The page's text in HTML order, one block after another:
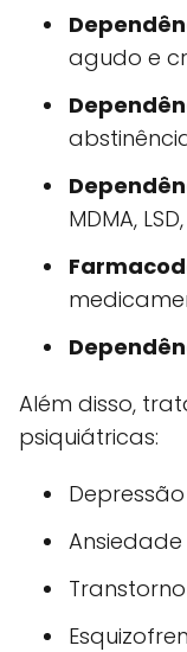
agudo e
MDMA,
Além disso,
psiquiátricas:
Depressão
Ansiedade